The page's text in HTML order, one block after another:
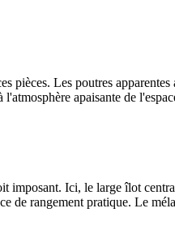
pièces. Les poutres
apaisante de
imposant. Ici, le large îlot
de rangement pratique. Le